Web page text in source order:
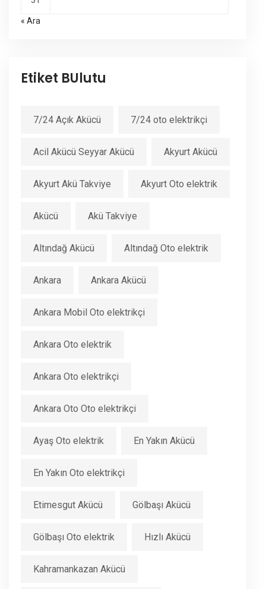
« Ara
Etiket BUlutu
7/24 Açık Akücü 7/24 oto elektrikçi
Acil Akücü Seyyar Akücü Akyurt Akücü
Akyurt Akü Takviye Akyurt Oto elektrik
Akücü Akü Takviye
Altındağ Akücü Altındağ Oto elektrik
Ankara Ankara Akücü
Ankara Mobil Oto elektrikçi
Ankara Oto elektrik
Ankara Oto elektrikçi
Ankara Oto Oto elektrikçi
Ayaş Oto elektrik En Yakın Akücü
En Yakın Oto elektrikçi
Etimesgut Akücü Gölbaşı Akücü
Gölbaşı Oto elektrik Hızlı Akücü
Kahramankazan Akücü